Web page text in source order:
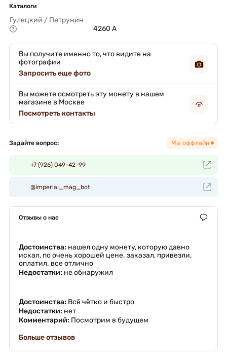
Каталоги
Гулецкий / Петрунин
4260 А
Вы получите именно то, что видите на
фотографии
Запросить еще фото
Вы можете осмотреть эту монету в нашем
магазине в Москве
Посмотреть контакты
Задайте вопрос: Мы оффлайн!
+7 (926) 049-42-99
@imperial_mag_bot
Отзывы о нас
Достоинства: нашел одну монету, которую давно
искал, по очень хорошей цене. заказал, привезли,
оплатил. все отлично
Недостатки: не обнаружил
Достоинства: Всё чётко и быстро
Недостатки: нет
Комментарий: Посмотрим в будущем
Больше отзывов